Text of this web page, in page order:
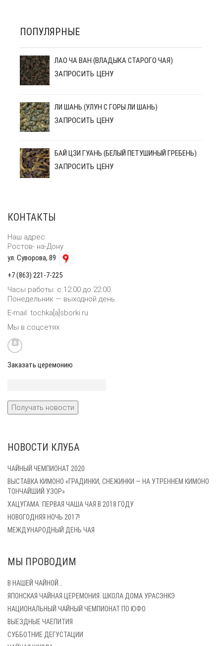
ПОПУЛЯРНЫЕ
ЛАО ЧА ВАН (ВЛАДЫКА СТАРОГО ЧАЯ)
ЗАПРОСИТЬ ЦЕНУ
ЛИ ШАНЬ (УЛУН С ГОРЫ ЛИ ШАНЬ)
ЗАПРОСИТЬ ЦЕНУ
БАЙ ЦЗИ ГУАНЬ (БЕЛЫЙ ПЕТУШИНЫЙ ГРЕБЕНЬ)
ЗАПРОСИТЬ ЦЕНУ
КОНТАКТЫ
Наш адрес:
Ростов- на-Дону
ул. Суворова, 89
+7 (863) 221-7-225
Часы работы: с 12:00 до 22:00.
Понедельник — выходной день.
E-mail: tochka[a]sborki.ru
Мы в соцсетях
Заказать церемонию
НОВОСТИ КЛУБА
ЧАЙНЫЙ ЧЕМПИОНАТ 2020
ВЫСТАВКА КИМОНО «ГРАДИНКИ, СНЕЖИНКИ — НА УТРЕННЕМ КИМОНО
ТОНЧАЙШИЙ УЗОР»
ХАЦУГАМА. ПЕРВАЯ ЧАША ЧАЯ В 2018 ГОДУ
НОВОГОДНЯЯ НОЧЬ 2017!
МЕЖДУНАРОДНЫЙ ДЕНЬ ЧАЯ
МЫ ПРОВОДИМ
В НАШЕЙ ЧАЙНОЙ…
ЯПОНСКАЯ ЧАЙНАЯ ЦЕРЕМОНИЯ. ШКОЛА ДОМА УРАСЭНКЭ
НАЦИОНАЛЬНЫЙ ЧАЙНЫЙ ЧЕМПИОНАТ ПО ЮФО
ВЫЕЗДНЫЕ ЧАЕПИТИЯ
СУББОТНИЕ ДЕГУСТАЦИИ